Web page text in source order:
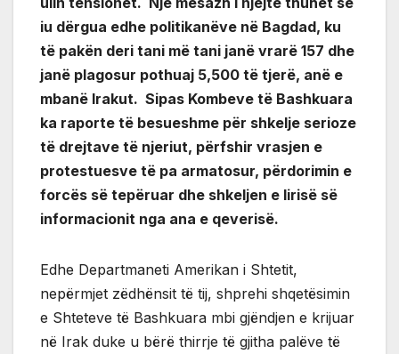
iu dërgua edhe politikanëve në Bagdad, ku
të pakën deri tani më tani janë vrarë 157 dhe
janë plagosur pothuaj 5,500 të tjerë, anë e
mbanë Irakut. Sipas Kombeve të Bashkuara
ka raporte të besueshme për shkelje serioze
të drejtave të njeriut, përfshir vrasjen e
protestuesve të pa armatosur, përdorimin e
forcës së tepëruar dhe shkeljen e lirisë së
informacionit nga ana e qeverisë.
Edhe Departmaneti Amerikan i Shtetit,
nepërmjet zëdhënsit të tij, shprehi shqetësimin
e Shteteve të Bashkuara mbi gjëndjen e krijuar
në Irak duke u bërë thirrje të gjitha palëve të